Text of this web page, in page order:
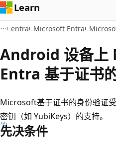
Learn
entra Microsoft Entra
Android 设备
Entra 基于证书
Microsoft基于证书的身份验证
密钥（如 YubiKeys）的支持。
先决条件